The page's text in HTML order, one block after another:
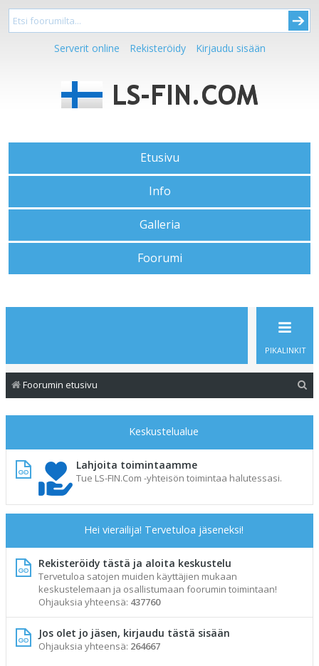
Serverit online Rekisteröidy Kirjaudu sisään
Etusivu
Info
Galleria
Foorumi
PIKALINKIT
Foorumin etusivu
Keskustelualue
Lahjoita toimintaamme
Tue LS-FIN.Com -yhteisön toimintaa halutessasi.
Hei vierailija! Tervetuloa jäseneksi!
Rekisteröidy tästä ja aloita keskustelu
Tervetuloa satojen muiden käyttäjien mukaan
keskustelemaan ja osallistumaan foorumin toimintaan!
Ohjauksia yhteensä: 437760
Jos olet jo jäsen, kirjaudu tästä sisään
Ohjauksia yhteensä: 264667